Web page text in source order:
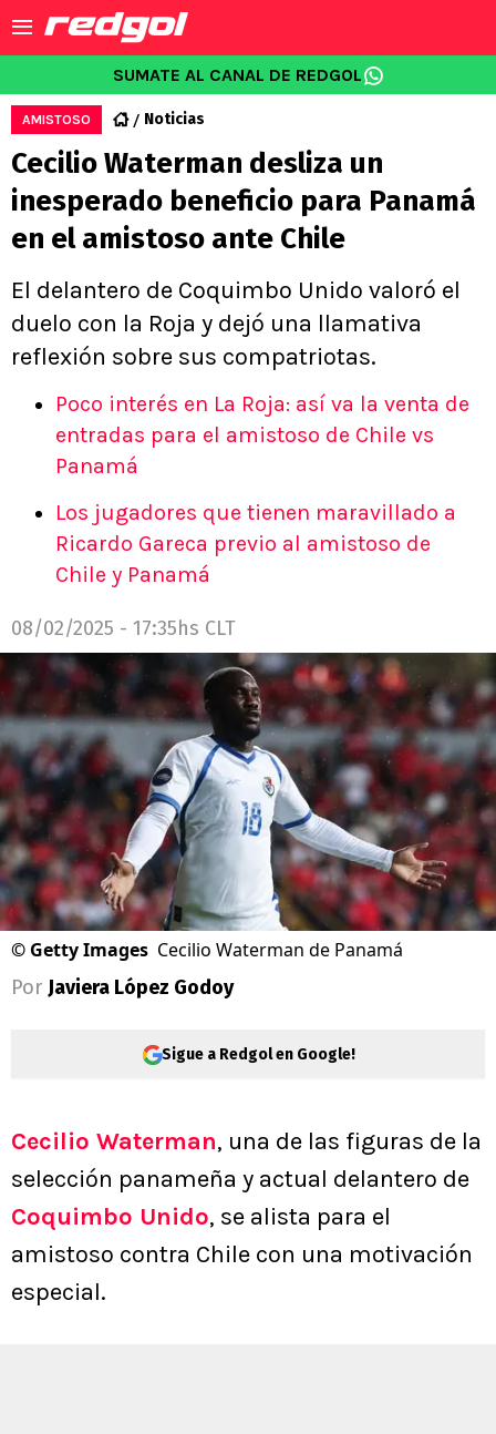
SUMATE AL CANAL DE REDGOL
AMISTOSO Noticias
Cecilio Waterman desliza un
inesperado beneficio para Panamá
en el amistoso ante Chile
El delantero de Coquimbo Unido valoró el
duelo con la Roja y dejó una llamativa
reflexión sobre sus compatriotas.
Poco interés en La Roja: así va la venta de
entradas para el amistoso de Chile vs
Panamá
Los jugadores que tienen maravillado a
Ricardo Gareca previo al amistoso de
Chile y Panamá
08/02/2025 - 17:35hs CLT
© Getty Images Cecilio Waterman de Panamá
Por Javiera López Godoy
Sigue a Redgol en Google!
Cecilio Waterman, una de las figuras de la
selección panameña y actual delantero de
Coquimbo Unido, se alista para el
amistoso contra Chile con una motivación
especial.